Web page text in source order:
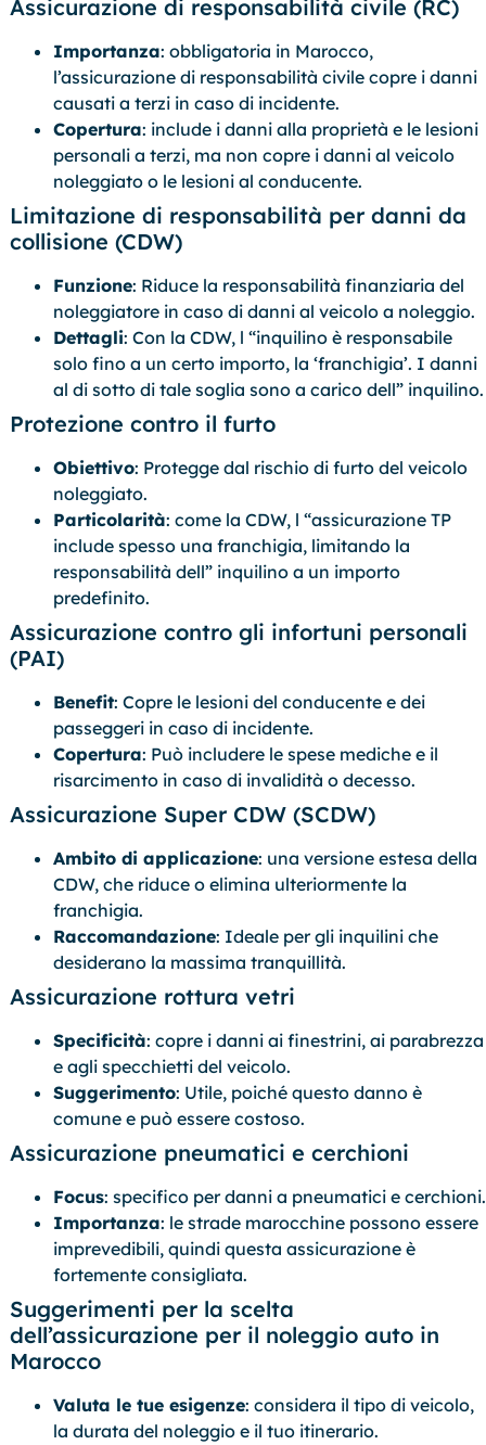
Assicurazione di responsabilità civile (RC)
Importanza: obbligatoria in Marocco,
l’assicurazione di responsabilità civile copre i danni
causati a terzi in caso di incidente.
Copertura: include i danni alla proprietà e le lesioni
personali a terzi, ma non copre i danni al veicolo
noleggiato o le lesioni al conducente.
Limitazione di responsabilità per danni da
collisione (CDW)
Funzione: Riduce la responsabilità finanziaria del
noleggiatore in caso di danni al veicolo a noleggio.
Dettagli: Con la CDW, l “inquilino è responsabile
solo fino a un certo importo, la ‘franchigia’. I danni
al di sotto di tale soglia sono a carico dell” inquilino.
Protezione contro il furto
Obiettivo: Protegge dal rischio di furto del veicolo
noleggiato.
Particolarità: come la CDW, l “assicurazione TP
include spesso una franchigia, limitando la
responsabilità dell” inquilino a un importo
predefinito.
Assicurazione contro gli infortuni personali
(PAI)
Benefit: Copre le lesioni del conducente e dei
passeggeri in caso di incidente.
Copertura: Può includere le spese mediche e il
risarcimento in caso di invalidità o decesso.
Assicurazione Super CDW (SCDW)
Ambito di applicazione: una versione estesa della
CDW, che riduce o elimina ulteriormente la
franchigia.
Raccomandazione: Ideale per gli inquilini che
desiderano la massima tranquillità.
Assicurazione rottura vetri
Specificità: copre i danni ai finestrini, ai parabrezza
e agli specchietti del veicolo.
Suggerimento: Utile, poiché questo danno è
comune e può essere costoso.
Assicurazione pneumatici e cerchioni
Focus: specifico per danni a pneumatici e cerchioni.
Importanza: le strade marocchine possono essere
imprevedibili, quindi questa assicurazione è
fortemente consigliata.
Suggerimenti per la scelta
dell’assicurazione per il noleggio auto in
Marocco
Valuta le tue esigenze: considera il tipo di veicolo,
la durata del noleggio e il tuo itinerario.